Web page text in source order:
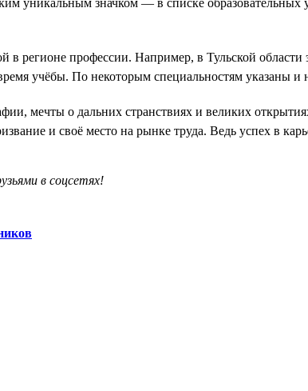
регионе профессии. Например, в Тульской
учёбы. По некоторым специальностям указаны
мечты о дальних странствиях и великих
и своё место на рынке труда. Ведь успех в
в соцсетях!